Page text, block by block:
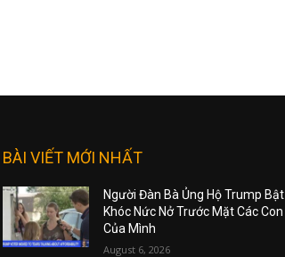
BÀI VIẾT MỚI NHẤT
Người Đàn Bà Ủng Hộ Trump Bật
Khóc Nức Nở Trước Mặt Các Con
Của Mình
August 6, 2026